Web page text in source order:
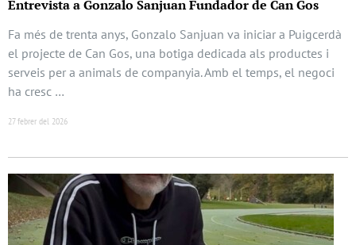
Entrevista a Gonzalo Sanjuan Fundador de Can Gos
Fa més de trenta anys, Gonzalo Sanjuan va iniciar a Puigcerdà
el projecte de Can Gos, una botiga dedicada als productes i
serveis per a animals de companyia. Amb el temps, el negoci
ha cresc …
27 febrer del 2026